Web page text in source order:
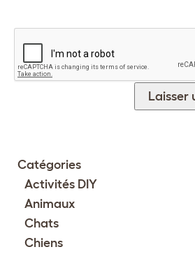
Catégories
Activités DIY
Animaux
Chats
Chiens